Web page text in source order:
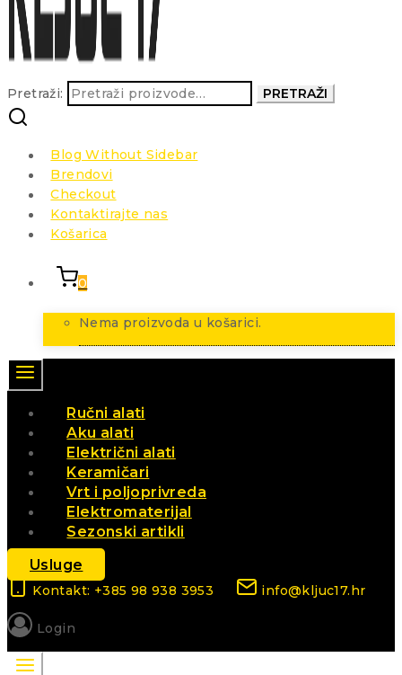
Pretraži: PRETRAŽI
Blog Without Sidebar
Brendovi
Checkout
Kontaktirajte nas
Košarica
0
Nema proizvoda u košarici.
Ručni alati
Aku alati
Električni alati
Keramičari
Vrt i poljoprivreda
Elektromaterijal
Sezonski artikli
Usluge
Kontakt: +385 98 938 3953 info@kljuc17.hr
Login